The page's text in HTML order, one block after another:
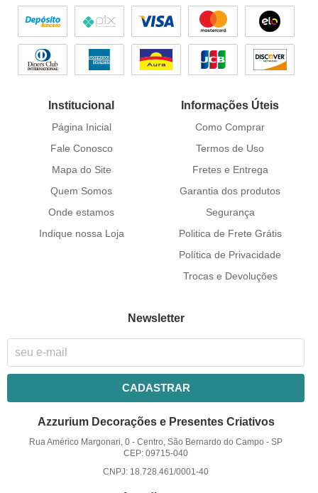
Institucional
Página Inicial
Fale Conosco
Mapa do Site
Quem Somos
Onde estamos
Indique nossa Loja
Informações Úteis
Como Comprar
Termos de Uso
Fretes e Entrega
Garantia dos produtos
Segurança
Politica de Frete Grátis
Política de Privacidade
Trocas e Devoluções
Newsletter
CADASTRAR
Azzurium Decorações e Presentes Criativos
Rua Américo Margonari, 0 -Centro, São Bernardo do Campo -SP
CEP: 09715-040
CNPJ: 18.728.461/0001-40